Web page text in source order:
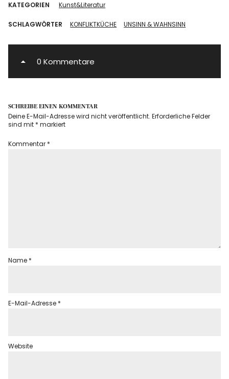
KATEGORIEN Kunst&Literatur
SCHLAGWÖRTER KONFLIKTKÜCHE UNSINN & WAHNSINN
0 Kommentare
SCHREIBE EINEN KOMMENTAR
Deine E-Mail-Adresse wird nicht veröffentlicht. Erforderliche Felder
sind mit * markiert
Kommentar *
Name *
E-Mail-Adresse *
Website